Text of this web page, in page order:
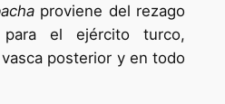
proviene del rezago
para el ejército turco,
posterior y en todo